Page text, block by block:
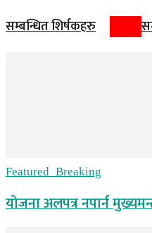
सम्बन्धित शिर्षकहरु
Featured_Breaking
योजना अलपत्र नपार्न